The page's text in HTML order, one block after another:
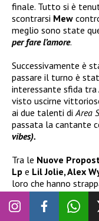
finale. Tutto si è
scontrarsi Mew
meglio sono state
per fare l’amore.
Successivamente è
passare il turno è
interessante sfida tra
visto uscirne
ai due talenti diArea
passata la cantante
vibes).
Tra le Nuove
Lp e Lil Jolie, Alex
loro che hanno
2025.